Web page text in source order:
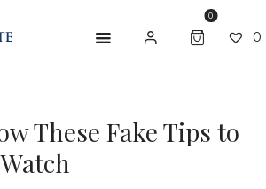
0
0
US
These Fake Tips to